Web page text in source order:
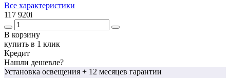
Все характеристики
117 920i
В корзину
купить в 1 клик
Кредит
Нашли дешевле?
Установка освещения + 12 месяцев гарантии